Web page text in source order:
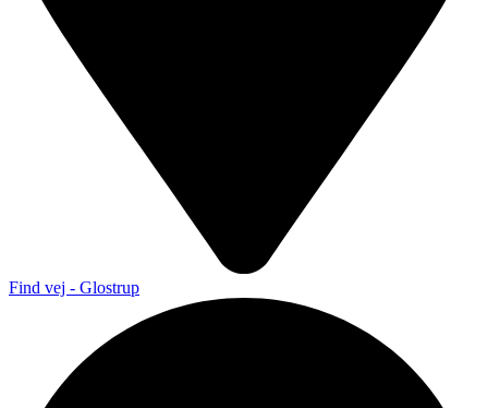
Find vej - Glostrup